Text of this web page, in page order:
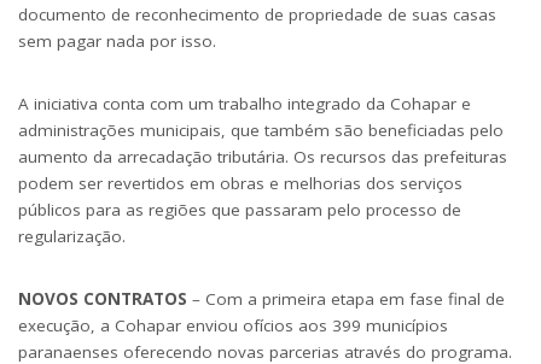
documento de reconhecimento de propriedade de suas casas
sem pagar nada por isso.
A iniciativa conta com um trabalho integrado da Cohapar e
administrações municipais, que também são beneficiadas pelo
aumento da arrecadação tributária. Os recursos das prefeituras
podem ser revertidos em obras e melhorias dos serviços
públicos para as regiões que passaram pelo processo de
regularização.
NOVOS CONTRATOS – Com a primeira etapa em fase final de
execução, a Cohapar enviou ofícios aos 399 municípios
paranaenses oferecendo novas parcerias através do programa.